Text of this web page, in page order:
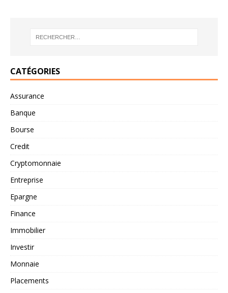
CATÉGORIES
Assurance
Banque
Bourse
Credit
Cryptomonnaie
Entreprise
Epargne
Finance
Immobilier
Investir
Monnaie
Placements